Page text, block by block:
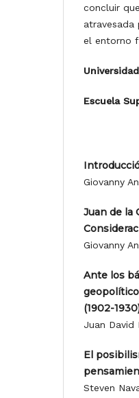
concluir
el entorno
Escuela
Giovanny
Juan de la
Giovanny
Ante los
(1902-
Juan David
El
Steven